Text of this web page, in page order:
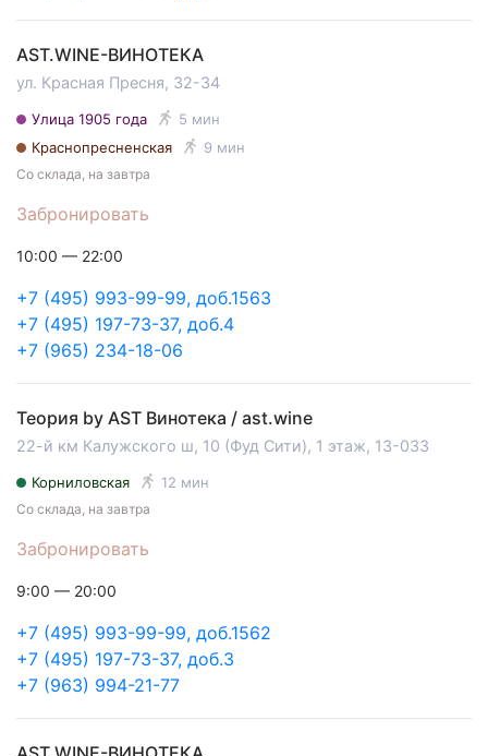
AST.WINE-ВИНОТЕКА
ул. Красная Пресня, 32-34
Улица 1905 года
5 мин
Краснопресненская
9 мин
Забронировать
Со склада, на завтра
+7 (495) 993-99-99, доб.1563
+7 (495) 197-73-37, доб.4
+7 (965) 234-18-06
10:00 — 22:00
Теория by AST Винотека / ast.wine
22-й км Калужского ш, 10 (Фуд Сити), 1 этаж, 13-033
Корниловская 12 мин
Забронировать
Со склада, на завтра
+7 (495) 993-99-99, доб.1562
+7 (495) 197-73-37, доб.3
+7 (963) 994-21-77
9:00 — 20:00